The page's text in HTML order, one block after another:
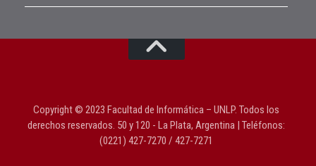
Copyright © 2023 Facultad de Informática – UNLP. Todos los
derechos reservados. 50 y 120 - La Plata, Argentina | Teléfonos:
(0221) 427-7270 / 427-7271